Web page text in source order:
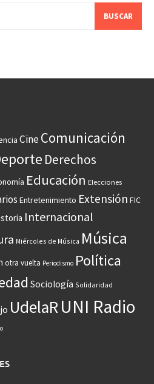
CineComunicación
Derechos
Educación Elecciones
Entretenimiento Extensión FIC
Internacional
Miércoles de Música Música
otra vuelta Periodismo Política
Sociología Solidaridad
UdelaRUNI Radio